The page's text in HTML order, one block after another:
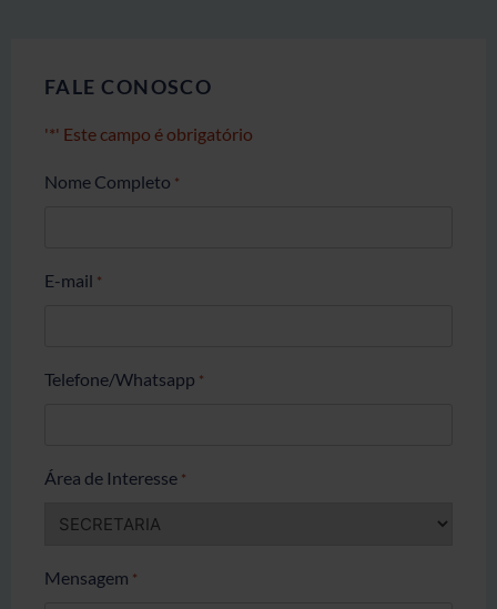
FALE CONOSCO
Nome Completo *
E-mail *
Telefone/Whatsapp *
Área de Interesse *
Mensagem *